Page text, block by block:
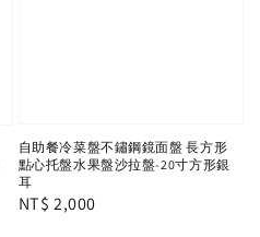
自助餐冷菜盤不鏽鋼鏡面盤 長方形
點心托盤水果盤沙拉盤-20寸方形銀
耳
Regular
NT$ 2,000